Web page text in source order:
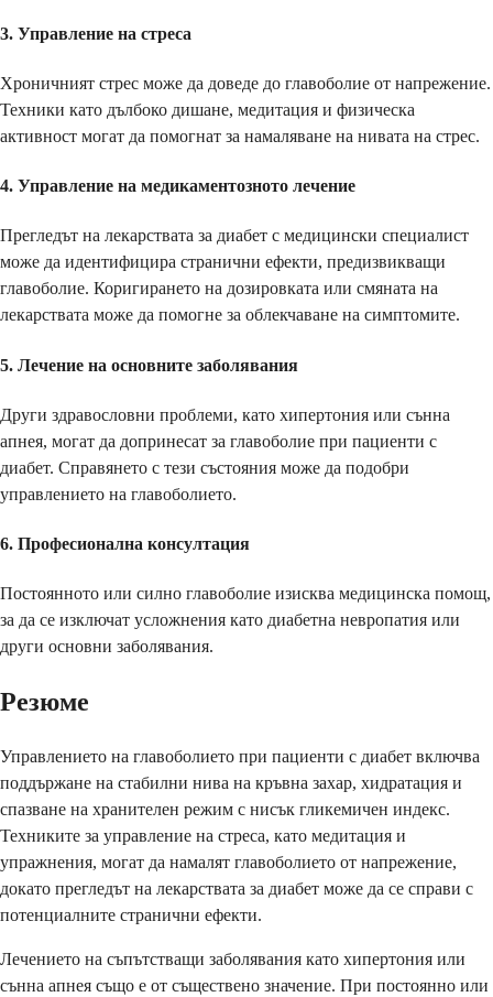
3. Управление на стреса
Хроничният стрес може да доведе до главоболие от напрежение.
Техники като дълбоко дишане, медитация и физическа
активност могат да помогнат за намаляване на нивата на стрес.
4. Управление на медикаментозното лечение
Прегледът на лекарствата за диабет с медицински специалист
може да идентифицира странични ефекти, предизвикващи
главоболие. Коригирането на дозировката или смяната на
лекарствата може да помогне за облекчаване на симптомите.
5. Лечение на основните заболявания
Други здравословни проблеми, като хипертония или сънна
апнея, могат да допринесат за главоболие при пациенти с
диабет. Справянето с тези състояния може да подобри
управлението на главоболието.
6. Професионална консултация
Постоянното или силно главоболие изисква медицинска помощ,
за да се изключат усложнения като диабетна невропатия или
други основни заболявания.
Резюме
Управлението на главоболието при пациенти с диабет включва
поддържане на стабилни нива на кръвна захар, хидратация и
спазване на хранителен режим с нисък гликемичен индекс.
Техниките за управление на стреса, като медитация и
упражнения, могат да намалят главоболието от напрежение,
докато прегледът на лекарствата за диабет може да се справи с
потенциалните странични ефекти.
Лечението на съпътстващи заболявания като хипертония или
сънна апнея също е от съществено значение. При постоянно или